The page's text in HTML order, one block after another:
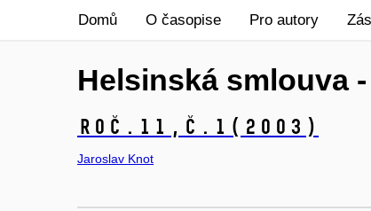
Domů O časopise Pro autory
Helsinská smlouva
Roč.11, č.1 (2003)
Jaroslav Knot